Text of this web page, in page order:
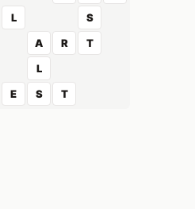
L
S
A R
T
L
E S T